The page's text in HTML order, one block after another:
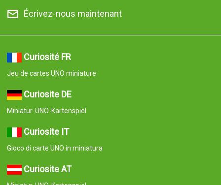
Écrivez-nous maintenant
Curiosité FR
Jeu de cartes UNO miniature
Curiosite DE
Miniatur-UNO-Kartenspiel
Curiosite IT
Gioco di carte UNO in miniatura
Curiosite AT